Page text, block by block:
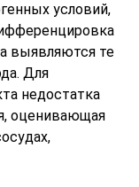
условий,
выявляются те
Для
недостатка
оценивающая